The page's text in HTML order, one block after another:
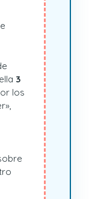
3
los